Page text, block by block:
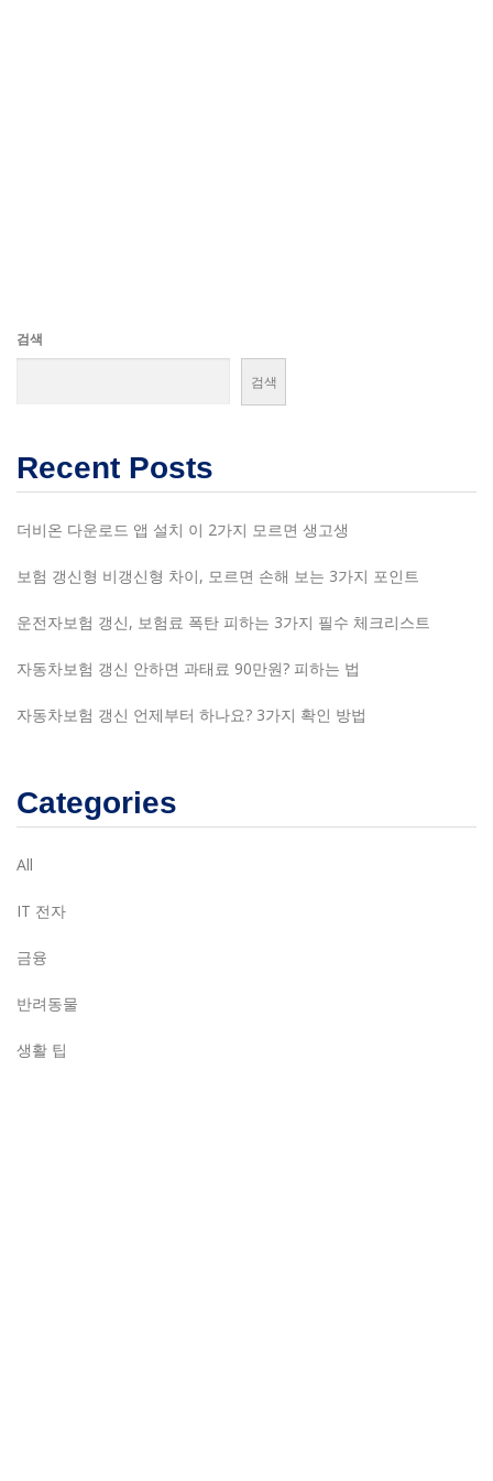
검색
검색
Recent Posts
더비온 다운로드 앱 설치 이 2가지 모르면 생고생
보험 갱신형 비갱신형 차이, 모르면 손해 보는 3가지 포인트
운전자보험 갱신, 보험료 폭탄 피하는 3가지 필수 체크리스트
자동차보험 갱신 안하면 과태료 90만원? 피하는 법
자동차보험 갱신 언제부터 하나요? 3가지 확인 방법
Categories
All
IT 전자
금융
반려동물
생활 팁